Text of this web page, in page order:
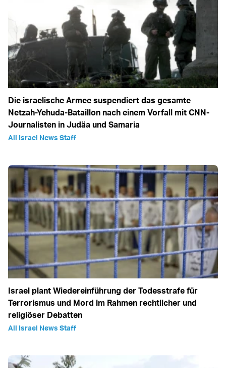
Die israelische Armee suspendiert das gesamte
Netzah-Yehuda-Bataillon nach einem Vorfall mit CNN-
Journalisten in Judäa und Samaria
All Israel News Staff
Israel plant Wiedereinführung der Todesstrafe für
Terrorismus und Mord im Rahmen rechtlicher und
religiöser Debatten
All Israel News Staff